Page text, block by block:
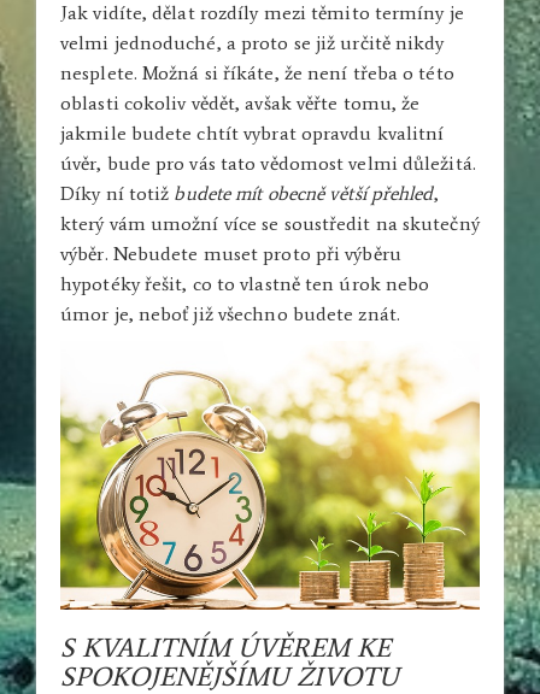
Jak vidíte, dělat rozdíly mezi těmito termíny je
velmi jednoduché, a proto se již určitě nikdy
nesplete. Možná si říkáte, že není třeba o této
oblasti cokoliv vědět, avšak věřte tomu, že
jakmile budete chtít vybrat opravdu kvalitní
úvěr, bude pro vás tato vědomost velmi důležitá.
Díky ní totiž budete mít obecně větší přehled,
který vám umožní více se soustředit na skutečný
výběr. Nebudete muset proto při výběru
hypotéky řešit, co to vlastně ten úrok nebo
úmor je, neboť již všechno budete znát.
S KVALITNÍM ÚVĚREM KE
SPOKOJENĚJŠÍMU ŽIVOTU